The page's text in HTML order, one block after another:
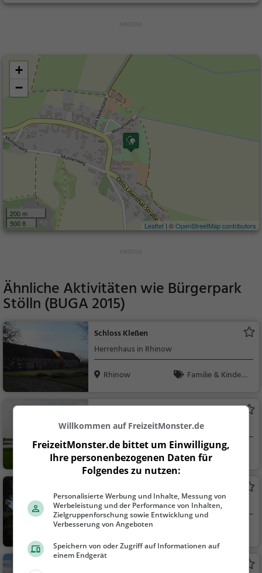
+
−
200 m
500 ft
Leaflet | ©OpenStreetMap contributors
Ähnliche Aktivitäten wie Bürgerpark
Stölln (BUGA 2015)
Schloss Kleßen
Herrenhaus in Rhinow
Rhinow
Familie & Kinder,
See in Havelaue
Havelaue
Familie & Kinder,
Natur, See
See in Stechow-Ferchesar
Stechow-Ferchesa
r
Natur, See
Willkommen auf FreizeitMonster.de
FreizeitMonster.de bittet um Einwilligung,
Ihre personenbezogenen Daten für
Folgendes zu nutzen:
Personalisierte Werbung und Inhalte, Messung von
Werbeleistung und der Performance von Inhalten,
Zielgruppenforschung sowie Entwicklung und
Verbesserung von Angeboten
Speichern von oder Zugriff auf Informationen auf
einem Endgerät